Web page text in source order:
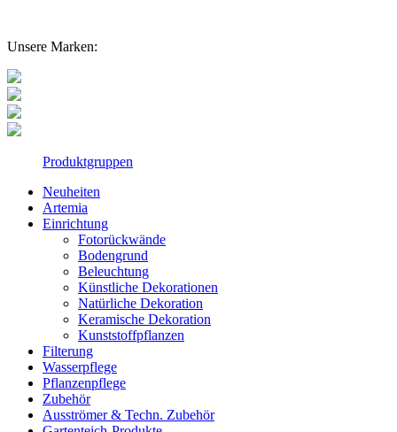
Unsere Marken:
Produktgruppen
Neuheiten
Artemia
Einrichtung
Fotorückwände
Bodengrund
Beleuchtung
Künstliche Dekorationen
Natürliche Dekoration
Keramische Dekoration
Kunststoffpflanzen
Filterung
Wasserpflege
Pflanzenpflege
Zubehör
Ausströmer & Techn. Zubehör